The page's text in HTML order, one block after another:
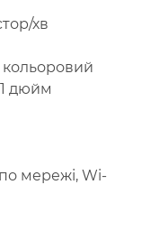
хв
дюйм
мережі, Wi-